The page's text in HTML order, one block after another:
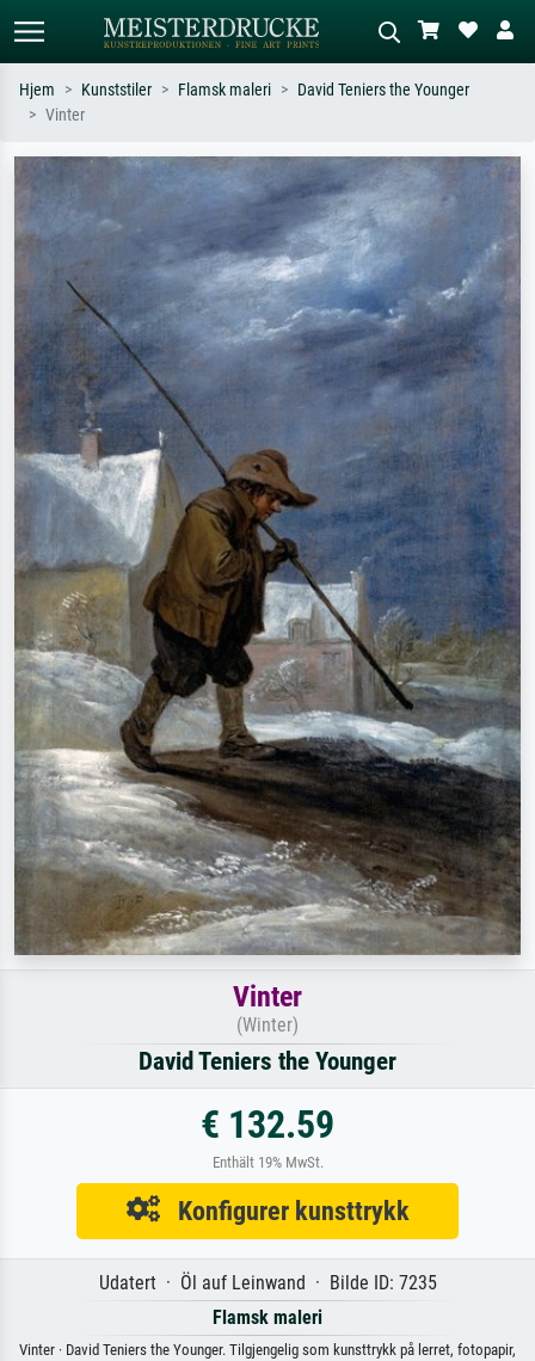
Søk etter kunstner, tittel eller stil – for
eksempel Monet, Stjernenatt,
impresjonisme, Hokusai-bølgen, akt.
Beskriv scenen – for eksempel grønn
eng, abstrakt med mye rødt, mørkt
oljemaleri, stående akt ved et tre.
Hjem Kunststiler Flamsk maleri
David Teniers the Younger
Vinter
Vinter
(Winter)
David Teniers the Younger
€ 132.59
Enthält 19% MwSt.
Konfigurer kunsttrykk
Udatert · Öl auf Leinwand · Bilde ID: 7235
Flamsk maleri
Vinter · David Teniers the Younger. Tilgjengelig som kunsttrykk på lerret, fotopapir,